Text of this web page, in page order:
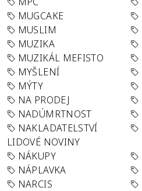
MUGCAKE
MUSLIM
MUZIKA
MUZIKÁL MEFISTO
MYŠLENÍ
MÝTY
NA PRODEJ
NADÚMRTNOST
NAKLADATELSTVÍ
LIDOVÉ NOVINY
NÁKUPY
NÁPLAVKA
NARCIS